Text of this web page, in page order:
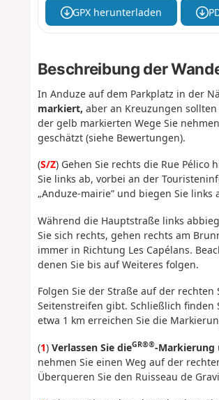
GPX herunterladen
Beschreibung der
In Anduze auf dem Parkplatz in der
markiert, aber an Kreuzungen
der gelb markierten Wege Sie
geschätzt (siehe Bewertungen).
(S/Z) Gehen Sie rechts die Rue
Sie links ab, vorbei an der
„Anduze-mairie” und biegen Sie links
Während die Hauptstraße links
Sie sich rechts, gehen rechts am
immer in Richtung Les Capélans.
denen Sie bis auf Weiteres folgen.
Folgen Sie der Straße auf der
Seitenstreifen gibt. Schließlich finden
etwa 1 km erreichen Sie die
(1) Verlassen Sie dieGR®®-Markierung
nehmen Sie einen Weg auf der
Überqueren Sie den Ruisseau de